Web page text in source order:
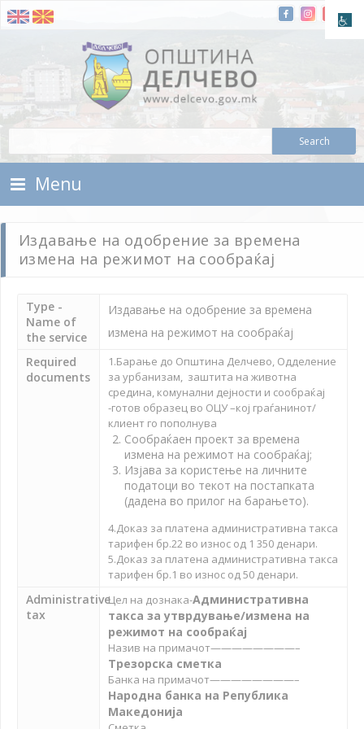
Skip To Content
Municipality of Delchevo
Menu
Издавање на одобрение за времена
измена на режимот на сообраќај
Type -
Name of
the service
Издавање на одобрение за времена
измена на режимот на сообраќај
Required
documents
1.Барање до Општина Делчево, Одделение
за урбанизам, заштита на животна
средина, комунални дејности и сообраќај
-готов образец во ОЦУ –кој граѓанинот/
клиент го пополнува
Сообраќаен проект за времена
измена на режимот на сообраќај;
Изјава за користење на личните
податоци во текот на постапката
(дадена во прилог на барањето).
4.Доказ за платена административна такса
тарифен бр.22 во износ од 1 350 денари.
5.Доказ за платена административна такса
тарифен бр.1 во износ од 50 денари.
Administrative
tax
Цел на дознака-Административна
такса за утврдување/измена на
режимот на сообраќај
Назив на примачот————————–
Трезорска сметка
Банка на примачот————————–
Народна банка на Република
Македонија